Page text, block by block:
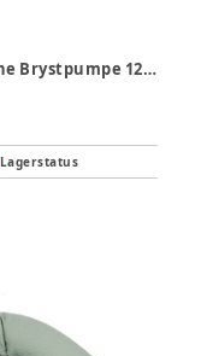
Shell Silikone Brystpumpe 120ml - 2-pak
Lagerstatus